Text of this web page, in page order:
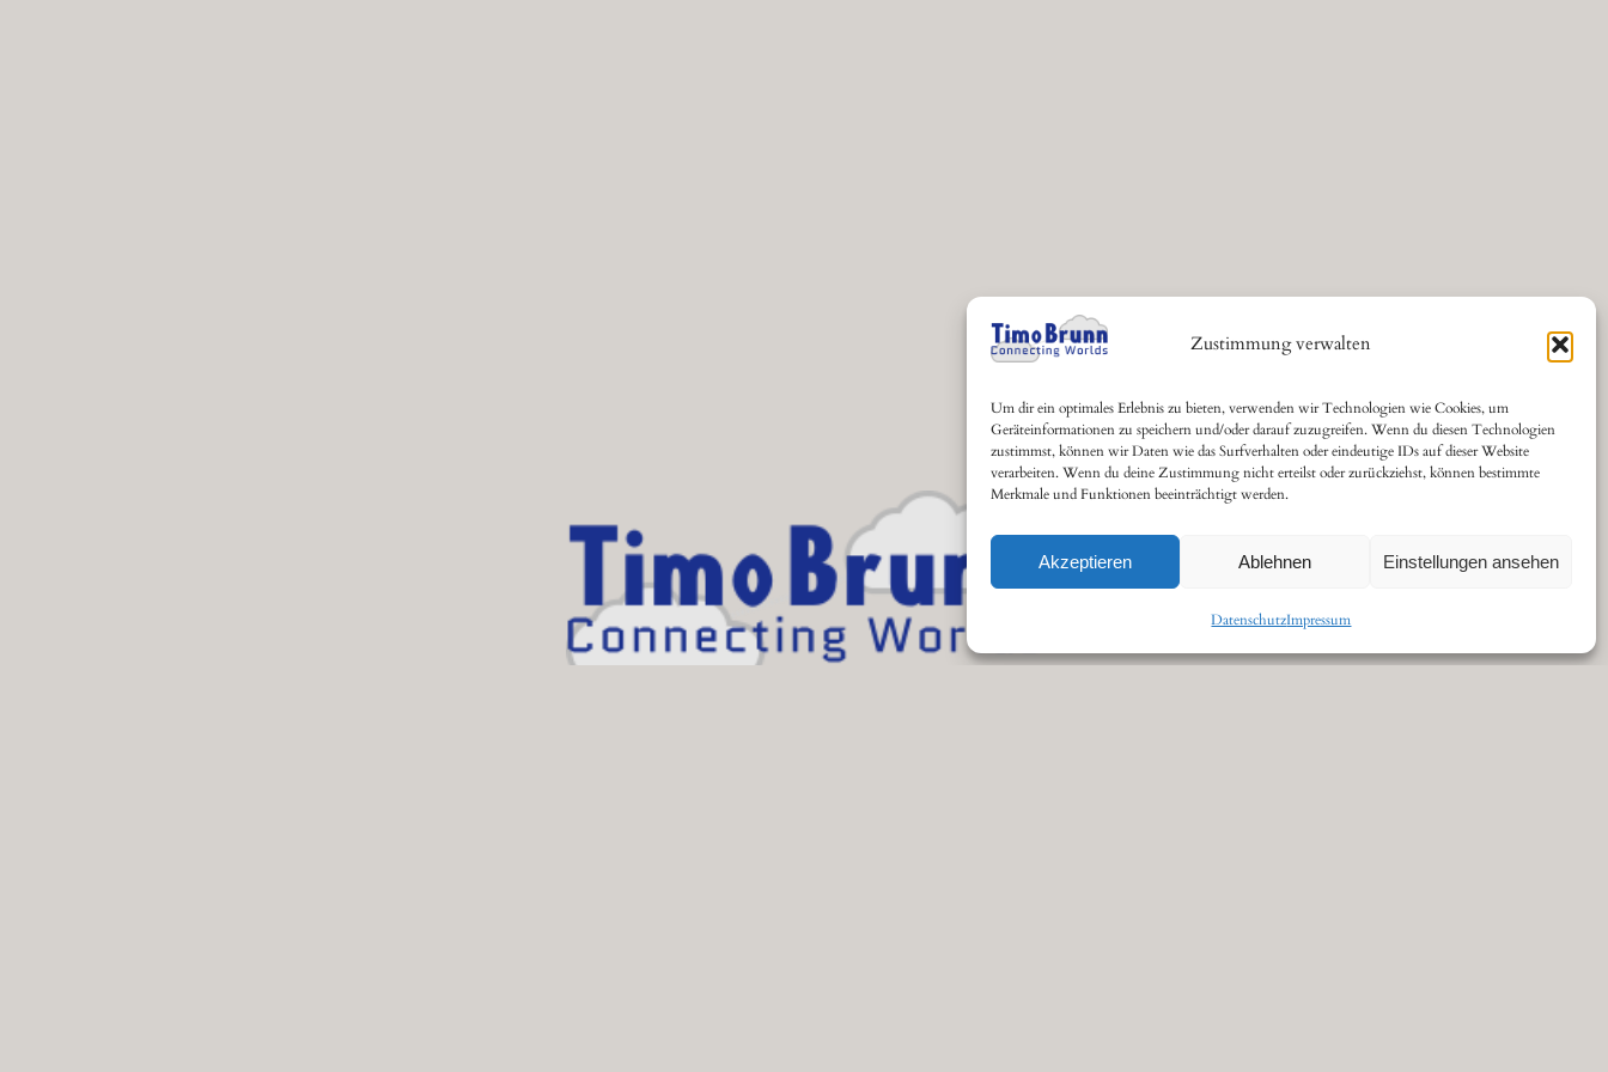
Zustimmung verwalten
Um dir ein optimales Erlebnis zu bieten, verwenden wir Technologien wie Cookies, um
Geräteinformationen zu speichern und/oder darauf zuzugreifen. Wenn du diesen Technologien
zustimmst, können wir Daten wie das Surfverhalten oder eindeutige IDs auf dieser Website
verarbeiten. Wenn du deine Zustimmung nicht erteilst oder zurückziehst, können bestimmte
Merkmale und Funktionen beeinträchtigt werden.
Akzeptieren Ablehnen Einstellungen ansehen
DatenschutzImpressum